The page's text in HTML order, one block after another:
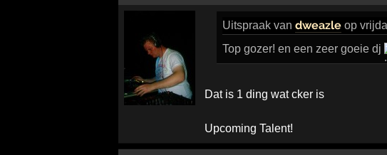
Uitspraakvan dweazleop
Top gozer! en een zeer goeie dj
Dat is 1 ding wat cker is
Upcoming Talent!